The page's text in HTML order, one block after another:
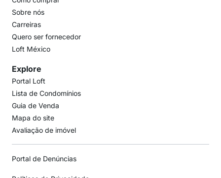
Sobre nós
Carreiras
Quero ser fornecedor
Loft México
Explore
Portal Loft
Lista de Condomínios
Guia de Venda
Mapa do site
Avaliação de imóvel
Portal de Denúncias